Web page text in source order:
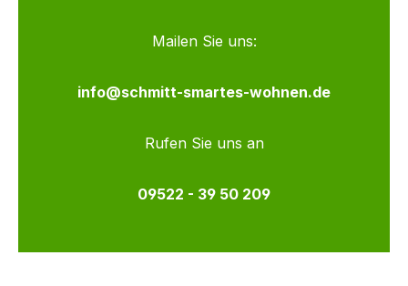
Mailen Sie uns:
info@schmitt-smartes-wohnen.de
Rufen Sie uns an
09522 - 39 50 209